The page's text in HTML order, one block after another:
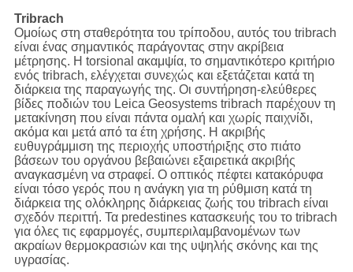
Tribrach
Ομοίως στη σταθερότητα του τρίποδου, αυτός του tribrach
είναι ένας σημαντικός παράγοντας στην ακρίβεια
μέτρησης. Η torsional ακαμψία, το σημαντικότερο κριτήριο
ενός tribrach, ελέγχεται συνεχώς και εξετάζεται κατά τη
διάρκεια της παραγωγής της. Οι συντήρηση-ελεύθερες
βίδες ποδιών του Leica Geosystems tribrach παρέχουν τη
μετακίνηση που είναι πάντα ομαλή και χωρίς παιχνίδι,
ακόμα και μετά από τα έτη χρήσης. Η ακριβής
ευθυγράμμιση της περιοχής υποστήριξης στο πιάτο
βάσεων του οργάνου βεβαιώνει εξαιρετικά ακριβής
αναγκασμένη να στραφεί. Ο οπτικός πέφτει κατακόρυφα
είναι τόσο γερός που η ανάγκη για τη ρύθμιση κατά τη
διάρκεια της ολόκληρης διάρκειας ζωής του tribrach είναι
σχεδόν περιττή. Τα predestines κατασκευής του το tribrach
για όλες τις εφαρμογές, συμπεριλαμβανομένων των
ακραίων θερμοκρασιών και της υψηλής σκόνης και της
υγρασίας.